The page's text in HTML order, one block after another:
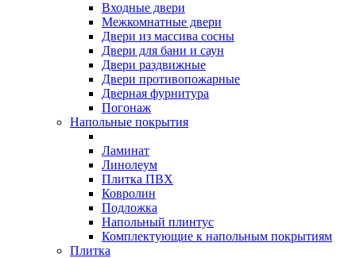
Входные двери
Межкомнатные двери
Двери из массива сосны
Двери для бани и саун
Двери раздвижные
Двери противопожарные
Дверная фурнитура
Погонаж
Напольные покрытия
Ламинат
Линолеум
Плитка ПВХ
Ковролин
Подложка
Напольный плинтус
Комплектующие к напольным покрытиям
Плитка